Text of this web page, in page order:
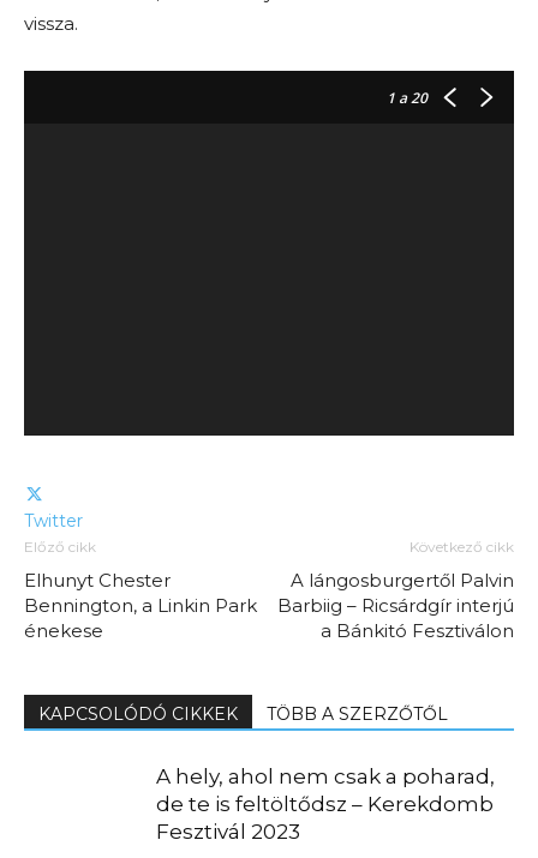
vissza.
1 a 20
Twitter
Előző cikk
Elhunyt Chester
Bennington, a Linkin Park
énekese
Következő cikk
A lángosburgertől Palvin
Barbiig – Ricsárdgír interjú
a Bánkitó Fesztiválon
KAPCSOLÓDÓ CIKKEK TÖBB A SZERZŐTŐL
A hely, ahol nem csak a poharad,
de te is feltöltődsz – Kerekdomb
Fesztivál 2023